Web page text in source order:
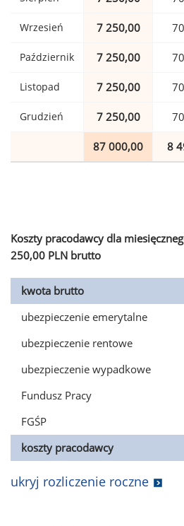
Wrzesień 7 250,00
Październik 7 250,00
Listopad 7 250,00
Grudzień 7 250,00
87 000,00 8
Koszty pracodawcy dla
250,00 PLN brutto
kwota brutto
ubezpieczenie emerytalne
ubezpieczenie rentowe
ubezpieczenie wypadkowe
Fundusz Pracy
FGŚP
koszty pracodawcy
ukryj rozliczenie roczne